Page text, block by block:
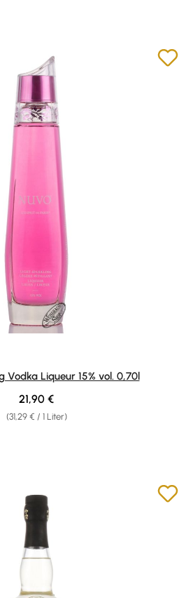
Vodka Liqueur 15% vol. 0,70l
(31,29 € / 1 Liter)
Regulärer Preis:
21,90 €